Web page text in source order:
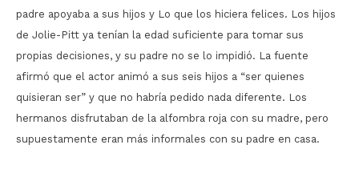
padre apoyaba a sus hijos y Lo que los hiciera felices. Los hijos
de Jolie-Pitt ya tenían la edad suficiente para tomar sus
propias decisiones, y su padre no se lo impidió. La fuente
afirmó que el actor animó a sus seis hijos a “ser quienes
quisieran ser” y que no habría pedido nada diferente. Los
hermanos disfrutaban de la alfombra roja con su madre, pero
supuestamente eran más informales con su padre en casa.